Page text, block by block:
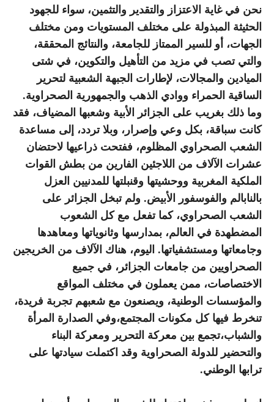
نحن في غاية الاعتزاز والتقدير والتثمين، سواء للجهود
الحثيثة المبذولة على مختلف المستويات ومن مختلف
الجهات، أو للسير الممتاز للجامعة، والنتائج المحققة،
والتي تصب في مزيد من التأهيل والتكوين، في شتى
الميادين والمجالات، لإطارات الجبهة الشعبية لتحرير
الساقية الحمراء ووادي الذهب والجمهورية الصحراوية.
وما ذلك بغريب على الجزائر الأبية وشعبها المضياف، فقد
كانت سباقة، بكل وعي وإصرار، وبلا تردد، إلى مساعدة
الشعب الصحراوي المظلوم، ففتحت ذراعيها لاحتضان
عشرات الآلاف من اللاجئين الفارين من بطش القوات
الملكية المغربية ووحشيتها وقنبلتها للمدنيين العزل
بالنابالم والفوسفور الأبيض. ولم تبخل الجزائر على
الشعب الصحراوي، كما تفعل مع كل الشعوب
المضطهدة في العالم، بمدارسها وثانوياتها ومعاهدها
وجامعاتها ومستشفياتها. اليوم، هناك الآلاف من الخريجين
الصحراويين من جامعات الجزائر، في جميع
الاختصاصات، ممن يعملون في مختلف المواقع
والمؤسسات الوطنية، ويصنعون مع شعبهم تجربة فريدة،
تنخرط فيها كل مكونات المجتمع،وفي الصدارة المرأة
والشباب،تجمع بين معركة التحرير ومعركة البناء
والتحضير للدولة الصحراوية وقد اكتملت سيادتها على
ترابها الوطني.